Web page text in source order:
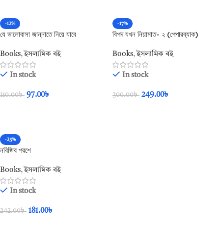
-12%
যে ভালোবাসা জান্নাতে নিয়ে যাবে
Books, ইসলামিক বই
In stock
110.00৳ 97.00৳
-17%
বিপদ যখন নিয়ামাত- ২ (পেপারব্যাক)
Books, ইসলামিক বই
In stock
300.00৳ 249.00৳
-25%
নবিজির পরশে
Books, ইসলামিক বই
In stock
242.00৳ 181.00৳